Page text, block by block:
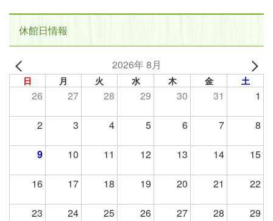
休館日情報
2026年 8月
日 月 火 水 木 金 土
26 27 28 29 30 31 1
2 3 4 5 6 7 8
9 10 11 12 13 14 15
16 17 18 19 20 21 22
23 24 25 26 27 28 29